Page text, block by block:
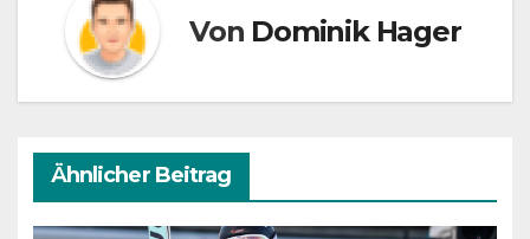
Von Dominik Hager
Ähnlicher Beitrag